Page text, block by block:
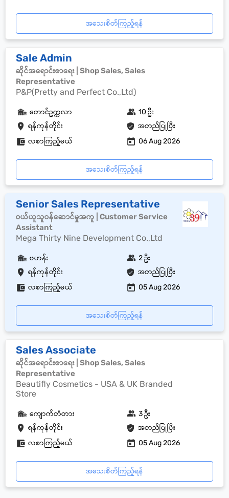
အသေးစိတ်ကြည့်ရန်
Sale Admin
ဆိုင်အရောင်းစာရေး | Shop Sales, Sales
Representative
P&P(Pretty and Perfect Co.,Ltd)
ရန်ကုန်တိုင်း အတည်ပြုပြီး
တောင်ဥက္ကလာ 10 ဦး
လစာကြည့်မယ် 06 Aug 2026
အသေးစိတ်ကြည့်ရန်
Senior Sales Representative
ဝယ်ယူသူဝန်ဆောင်မှုအကူ | Customer Service
Assistant
Mega Thirty Nine Development Co.,Ltd
ရန်ကုန်တိုင်း အတည်ပြုပြီး
ဗဟန်း 2 ဦး
လစာကြည့်မယ် 05 Aug 2026
အသေးစိတ်ကြည့်ရန်
Sales Associate
ဆိုင်အရောင်းစာရေး | Shop Sales, Sales
Representative
Beautifly Cosmetics - USA & UK Branded
Store
ရန်ကုန်တိုင်း အတည်ပြုပြီး
ကျောက်တံတား 3 ဦး
လစာကြည့်မယ် 05 Aug 2026
အသေးစိတ်ကြည့်ရန်